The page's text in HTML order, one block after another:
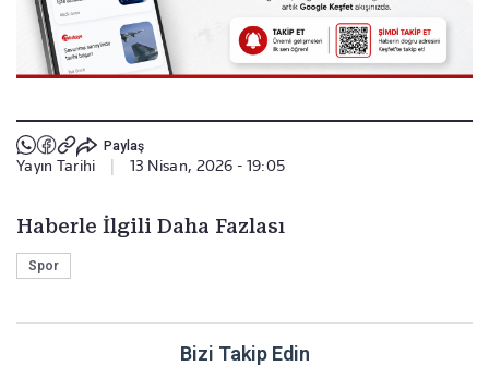
Paylaş
Yayın Tarihi | 13 Nisan, 2026 - 19:05
Haberle İlgili Daha Fazlası
Spor
Bizi Takip Edin